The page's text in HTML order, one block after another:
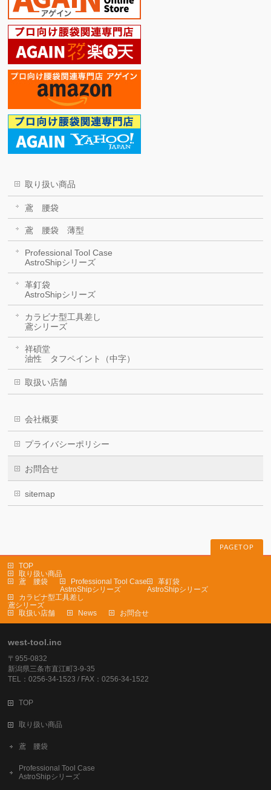
取り扱い商品
鳶 腰袋
鳶 腰袋 薄型
Professional Tool Case
AstroShipシリーズ
革釘袋
AstroShipシリーズ
カラビナ型工具差し
鳶シリーズ
祥碩堂
油性 タフペイント（中字）
取扱い店舗
会社概要
プライバシーポリシー
お問合せ
sitemap
PAGETOP
TOP
取り扱い商品
鳶 腰袋
Professional Tool Case
AstroShipシリーズ
革釘袋
AstroShipシリーズ
カラビナ型工具差し
鳶シリーズ
取扱い店舗
News お問合せ
west-tool.inc
〒955-0832
新潟県三条市直江町3-9-35
TEL：0256-34-1523 / FAX：0256-34-1522
TOP
取り扱い商品
鳶 腰袋
Professional Tool Case
AstroShipシリーズ